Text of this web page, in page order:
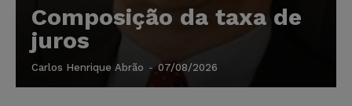
Composição da taxa de
juros
Carlos Henrique Abrão - 07/08/2026